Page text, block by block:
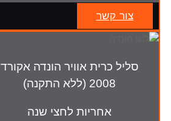
צור קשר
סליל כרית אוויר הונדה אקורד
2008 (ללא התקנה)
אחריות לחצי שנה